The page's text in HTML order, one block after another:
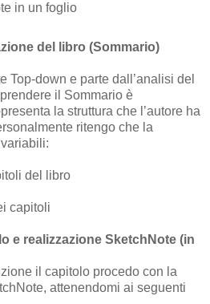
in un foglio
del libro (Sommario)
Top-down e parte dall’analisi del
il Sommario è
la struttura che l’autore ha
ritengo che la
del libro
capitoli
e realizzazione SketchNote (in
il capitolo procedo con la
attenendomi ai seguenti